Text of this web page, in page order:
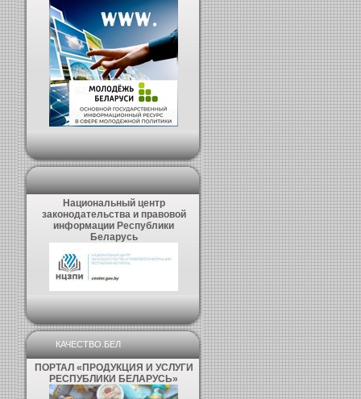
Национальный центр
законодательства и правовой
информации Республики
Беларусь
КАЧЕСТВО.БЕЛ
ПОРТАЛ «ПРОДУКЦИЯ И УСЛУГИ
РЕСПУБЛИКИ БЕЛАРУСЬ»